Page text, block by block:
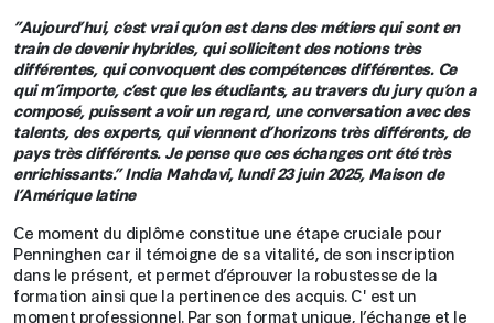
”Aujourd’hui, c’est vrai qu’on est dans des métiers qui sont en
train de devenir hybrides, qui sollicitent des notions très
différentes, qui convoquent des compétences différentes. Ce
qui m’importe, c’est que les étudiants, au travers du jury qu’on a
composé, puissent avoir un regard, une conversation avec des
talents, des experts, qui viennent d’horizons très différents, de
pays très différents. Je pense que ces échanges ont été très
enrichissants.” India Mahdavi, lundi 23 juin 2025, Maison de
l’Amérique latine
Ce moment du diplôme constitue une étape cruciale pour
Penninghen car il témoigne de sa vitalité, de son inscription
dans le présent, et permet d’éprouver la robustesse de la
formation ainsi que la pertinence des acquis. C' est un
moment professionnel. Par son format unique, l’échange et le